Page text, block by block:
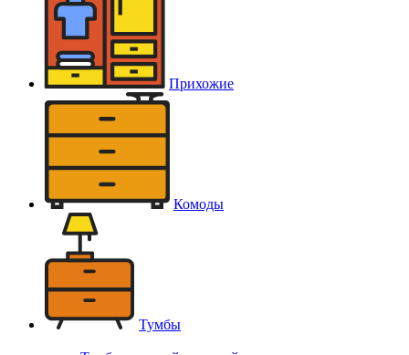
Прихожие
Комоды
Тумбы